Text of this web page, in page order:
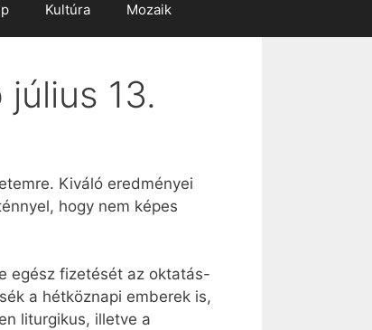
Kultúra Mozaik
13.
Kiváló eredményei
hogy nem képes
egész fizetését az oktatás-
a hétköznapi emberek is,
liturgikus, illetve a